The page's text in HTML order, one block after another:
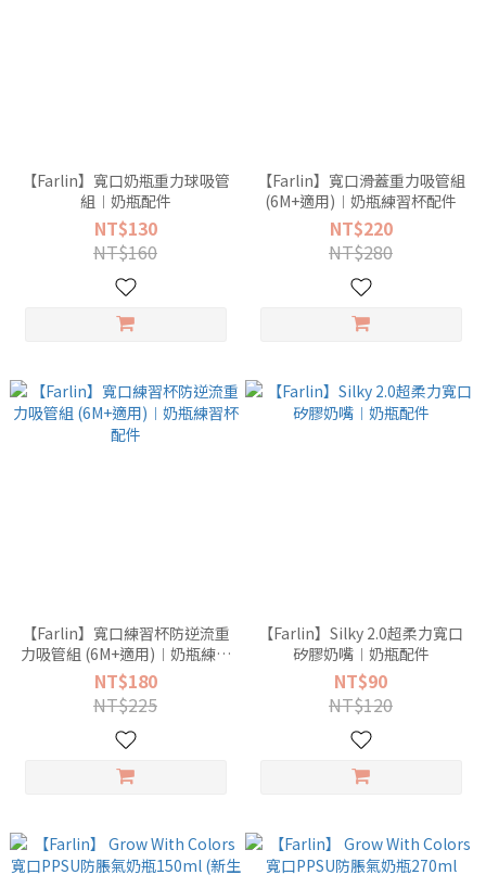
【Farlin】寬口奶瓶重力球吸管
組︱奶瓶配件
NT$130
NT$160
【Farlin】寬口滑蓋重力吸管組
(6M+適用)︱奶瓶練習杯配件
NT$220
NT$280
【Farlin】寬口練習杯防逆流重
力吸管組 (6M+適用)︱奶瓶練習
杯配件
NT$180
NT$225
【Farlin】Silky 2.0超柔力寬口
矽膠奶嘴︱奶瓶配件
NT$90
NT$120